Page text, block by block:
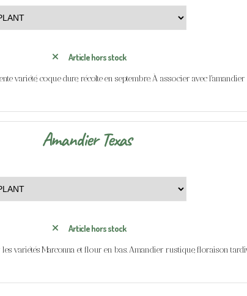
variété, coque dure, récolte en septembre. À associer avec l'amandier
Article hors stock
Amandier Texas
variétés Marconna et flour en bas. Amandier rustique, floraison
Article hors stock